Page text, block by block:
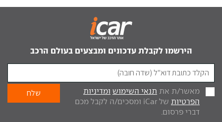
הירשמו לקבלת עדכונים ומבצעים בעולם הרכב
מאשר/ת את תנאי השימוש ומדיניות
הפרטיות
של iCar ומסכים/ה לקבל מכם
דברי פרסום.